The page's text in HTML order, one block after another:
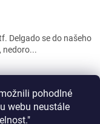
pohodlné
webu neustále
Delgado se do našeho
nedoro...